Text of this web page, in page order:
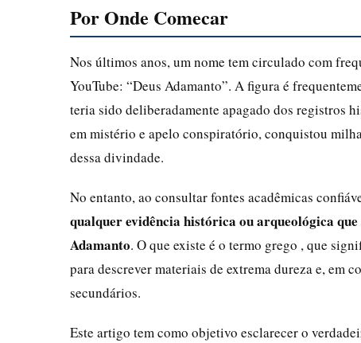
Por Onde Comecar
Nos últimos anos, um nome tem circulado com
YouTube: “Deus Adamanto”. A figura é
teria sido deliberadamente apagado dos registros
em mistério e apelo conspiratório, conquistou
dessa divindade.
No entanto, ao consultar fontes acadêmicas
qualquer evidência histórica ou arqueológica
Adamanto. O que existe é o termo grego , que
para descrever materiais de extrema dureza e, em
secundários.
Este artigo tem como objetivo esclarecer o